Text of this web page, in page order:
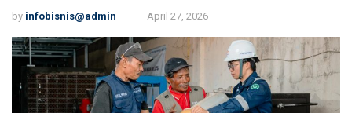
by infobisnis@admin April 27, 2026